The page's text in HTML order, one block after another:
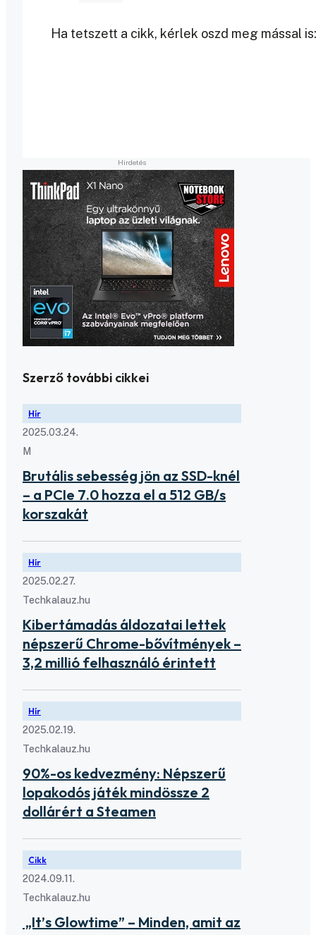
Ha tetszett a cikk, kérlek oszd meg mással is:
Szerző további cikkei
Hír
2025.03.24.
M
Brutális sebesség jön az SSD-knél
– a PCIe 7.0 hozza el a 512 GB/s
korszakát
Hír
2025.02.27.
Techkalauz.hu
Kibertámadás áldozatai lettek
népszerű Chrome-bővítmények –
3,2 millió felhasználó érintett
Hír
2025.02.19.
Techkalauz.hu
90%-os kedvezmény: Népszerű
lopakodós játék mindössze 2
dollárért a Steamen
Cikk
2024.09.11.
Techkalauz.hu
„It’s Glowtime” – Minden, amit az